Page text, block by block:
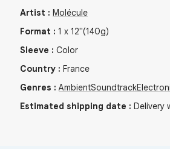
Artist : Molécule
Format : 1 x 12"(140g)
Sleeve : Color
Country : France
Genres : AmbientSoundtrack
Estimated shipping date : Delivery